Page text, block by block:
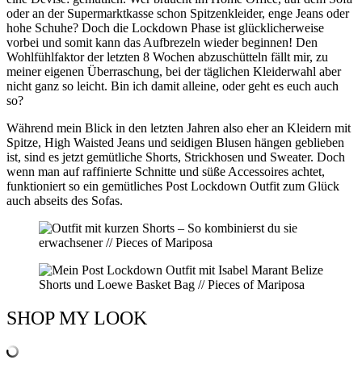
oder an der Supermarktkasse schon Spitzenkleider, enge Jeans oder
hohe Schuhe? Doch die Lockdown Phase ist glücklicherweise
vorbei und somit kann das Aufbrezeln wieder beginnen! Den
Wohlfühlfaktor der letzten 8 Wochen abzuschütteln fällt mir, zu
meiner eigenen Überraschung, bei der täglichen Kleiderwahl aber
nicht ganz so leicht. Bin ich damit alleine, oder geht es euch auch
so?
Während mein Blick in den letzten Jahren also eher an Kleidern mit
Spitze, High Waisted Jeans und seidigen Blusen hängen geblieben
ist, sind es jetzt gemütliche Shorts, Strickhosen und Sweater. Doch
wenn man auf raffinierte Schnitte und süße Accessoires achtet,
funktioniert so ein gemütliches Post Lockdown Outfit zum Glück
auch abseits des Sofas.
SHOP MY LOOK